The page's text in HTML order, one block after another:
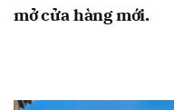
mở cửa hàng mới.